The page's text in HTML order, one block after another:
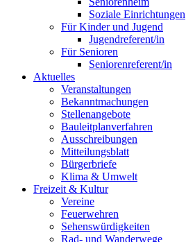
Soziale Einrichtungen
Für Kinder und Jugend
Jugendreferent/in
Für Senioren
Seniorenreferent/in
Aktuelles
Veranstaltungen
Bekanntmachungen
Stellenangebote
Bauleitplanverfahren
Ausschreibungen
Mitteilungsblatt
Bürgerbriefe
Klima & Umwelt
Freizeit & Kultur
Vereine
Feuerwehren
Sehenswürdigkeiten
Rad- und Wanderwege